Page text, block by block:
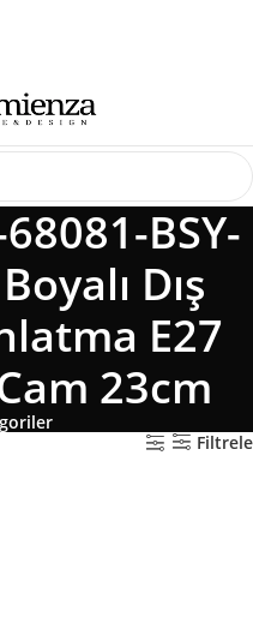
3 Taksit Fırsatı
BSY-
Dış
E27
23cm
Filtrele